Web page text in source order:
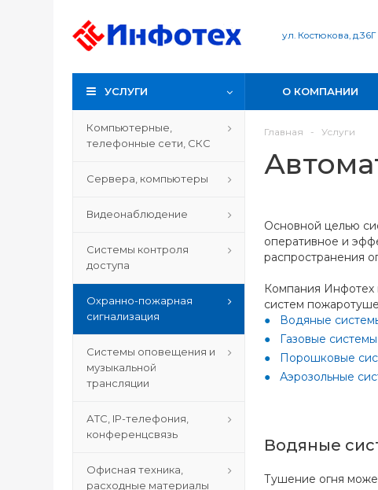
ул. Костюкова, д.36Г
УСЛУГИ О КОМПАНИИ
Компьютерные,
телефонные сети, СКС
Сервера, компьютеры
Видеонаблюдение
Системы контроля
доступа
Охранно-пожарная
сигнализация
Системы оповещения и
музыкальной
трансляции
АТС, IP-телефония,
конференцсвязь
Офисная техника,
расходные материалы
Главная - Услуги
Основной целью
оперативное и
распространения
Компания Инфотех
систем
Водяные
Газовые
Порошковые
Аэрозольные
Водяные
Тушение огня